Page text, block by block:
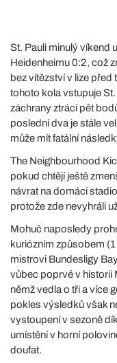
St. Pauli minulý víkend
Heidenheimu 0:2, což
bez vítězství v lize před
tohoto kola vstupuje
záchrany ztrácí pět
poslední dva je stále
může mít fatální
The Neighbourhood
pokud chtějí ještě
návrat na domácí
protože zde nevyhráli
Mohuč naposledy
kuriózním způsobem
mistrovi Bundesligy
vůbec poprvé v historii
němž vedla o tři a více
pokles výsledků však
vystoupení v sezoně
umístění v horní
doufat.